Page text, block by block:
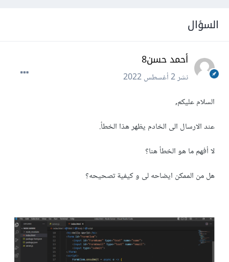
السؤال
أحمد حسن8
نشر2 أغسطس 2022
السلام عليكم,
عند الارسال الى الخادم يظهر هذا الخطأ.
لا أفهم ما هو الخطأ هنا؟
هل من الممكن ايضاحه لى و كيفية تصحيحه؟